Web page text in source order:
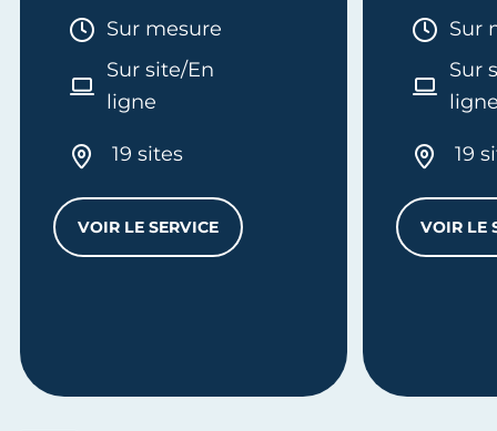
(EI/Micro-entreprise
ou réel)
Durée :
Sur mesure
Sur site/En
ligne
19 sites
VOIR LE SERVICEMES FORMALITÉS CLÉ EN MAIN -
Sur
Sur
19
VOIR LE